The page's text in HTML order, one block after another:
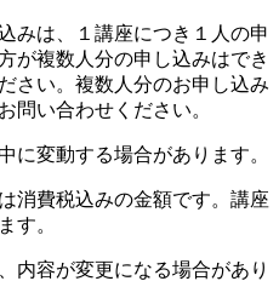
みは、１講座につき１人の申
が複数人分の申し込みはでき
さい。複数人分のお申し込み
問い合わせください。
変動する場合があります。
消費税込みの金額です。講座
す。
内容が変更になる場合があり